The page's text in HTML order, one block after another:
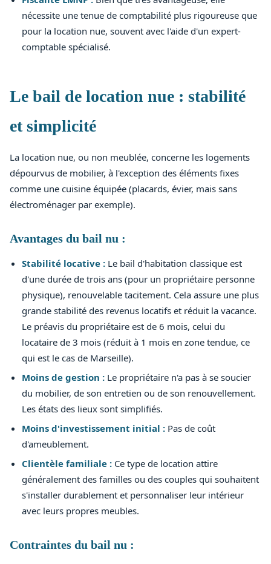
nécessite une tenue de comptabilité plus rigoureuse que
pour la location nue, souvent avec l'aide d'un expert-
comptable spécialisé.
Le bail de location nue : stabilité
et simplicité
La location nue, ou non meublée, concerne les logements
dépourvus de mobilier, à l'exception des éléments fixes
comme une cuisine équipée (placards, évier, mais sans
électroménager par exemple).
Avantages du bail nu :
Stabilité locative : Le bail d'habitation classique est
d'une durée de trois ans (pour un propriétaire personne
physique), renouvelable tacitement. Cela assure une plus
grande stabilité des revenus locatifs et réduit la vacance.
Le préavis du propriétaire est de 6 mois, celui du
locataire de 3 mois (réduit à 1 mois en zone tendue, ce
qui est le cas de Marseille).
Moins de gestion : Le propriétaire n'a pas à se soucier
du mobilier, de son entretien ou de son renouvellement.
Les états des lieux sont simplifiés.
Moins d'investissement initial : Pas de coût
d'ameublement.
Clientèle familiale : Ce type de location attire
généralement des familles ou des couples qui souhaitent
s'installer durablement et personnaliser leur intérieur
avec leurs propres meubles.
Contraintes du bail nu :